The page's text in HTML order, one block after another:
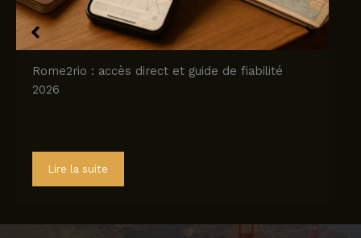
Rome2rio : accès direct et guide de fiabilité
2026
Lire la suite